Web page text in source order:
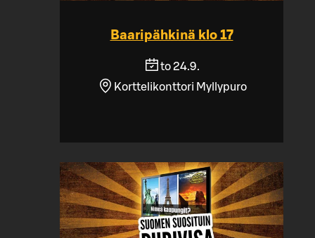
Baaripähkinä klo 17
to 24.9.
Korttelikonttori Myllypuro